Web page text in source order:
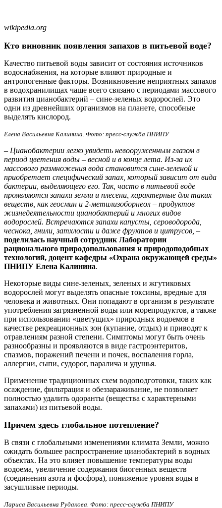
wikipedia.org
Кто виновник появления запахов в питьевой воде?
Качество питьевой воды зависит от состояния источников
водоснабжения, на которые влияют природные и
антропогенные факторы. Возникновение неприятных запахов
в водохранилищах чаще всего связано с периодами массового
развития цианобактерий – сине-зеленых водорослей. Это
одни из древнейших организмов на планете, способные
выделять кислород.
Елена Васильевна Калинина. Фото: пресс-служба ПНИПУ
– Цианобактерии легко увидеть невооруженным глазом в
период цветения воды – весной и в конце лета. Из-за их
массового размножения вода становится сине-зеленой и
приобретает специфический запах, который зависит от вида
бактерии, выделяющего его. Так, часто в питьевой воде
проявляются запахи земли и плесени, характерные для таких
веществ, как геосмин и 2-метилизоборнеол – продуктов
жизнедеятельности цианобактерий и многих видов
водорослей. Встречаются запахи капусты, сероводорода,
чеснока, гнили, затхлости и даже фруктов и цитрусов, –
поделилась научный сотрудник Лаборатории
рационального природопользования и природоподобных
технологий, доцент кафедры «Охрана окружающей среды»
ПНИПУ Елена Калинина.
Некоторые виды сине-зеленых, зеленых и жгутиковых
водорослей могут выделять опасные токсины, вредные для
человека и животных. Они попадают в организм в результате
употребления загрязненной воды или морепродуктов, а также
при использовании «цветущих» природных водоемов в
качестве рекреационных зон (купание, отдых) и приводят к
отравлениям разной степени. Симптомы могут быть очень
разнообразны и проявляются в виде гастроэнтеритов,
спазмов, поражений печени и почек, воспаления горла,
аллергии, сыпи, судорог, паралича и удушья.
Применение традиционных схем водоподготовки, таких как
осаждение, фильтрация и обеззараживание, не позволяет
полностью удалить одоранты (вещества с характерными
запахами) из питьевой воды.
Причем здесь глобальное потепление?
В связи с глобальными изменениями климата Земли, можно
ожидать большее распространение цианобактерий в водных
объектах. На это влияет повышение температуры воды
водоема, увеличение содержания биогенных веществ
(соединения азота и фосфора), понижение уровня воды в
засушливые периоды.
Лариса Васильевна Рудакова. Фото: пресс-служба ПНИПУ